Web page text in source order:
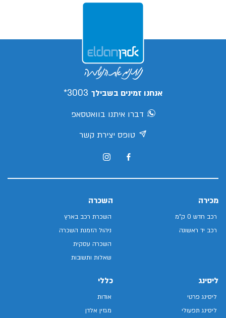
אנחנו זמינים בשבילך 3003*
דברו איתנו בוואטסאפ
טופס יצירת קשר
מכירה
רכב חדש 0 ק"מ
רכב יד ראשונה
השכרה
השכרת רכב בארץ
ניהול הזמנת השכרה
השכרה עסקית
שאלות ותשובות
ליסינג
ליסינג פרטי
ליסינג תפעולי
כללי
אודות
מגזין אלדן